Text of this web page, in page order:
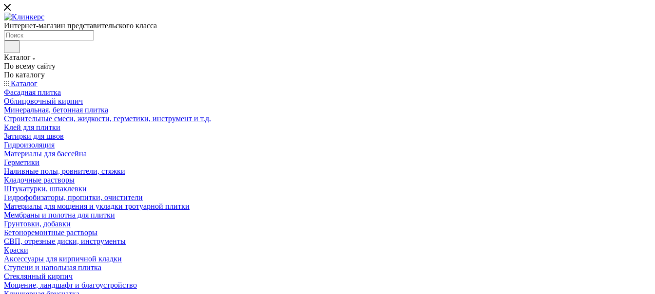
Интернет-магазин представительского класса
Каталог
По всему сайту
По каталогу
Каталог
Фасадная плитка
Облицовочный кирпич
Минеральная, бетонная плитка
Строительные смеси, жидкости, герметики, инструмент и т.д.
Клей для плитки
Затирки для швов
Гидроизоляция
Материалы для бассейна
Герметики
Наливные полы, ровнители, стяжки
Кладочные растворы
Штукатурки, шпаклевки
Гидрофобизаторы, пропитки, очистители
Материалы для мощения и укладки тротуарной плитки
Мембраны и полотна для плитки
Грунтовки, добавки
Бетоноремонтные растворы
СВП, отрезные диски, инструменты
Краски
Аксессуары для кирпичной кладки
Ступени и напольная плитка
Cтеклянный кирпич
Мощение, ландшафт и благоустройство